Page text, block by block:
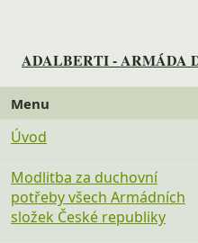
ADALBERTI - ARMÁDA
Menu
Úvod
Modlitba za duchovní
potřeby všech Armádních
složek České republiky